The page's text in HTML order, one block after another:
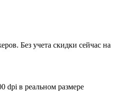
Без учета скидки сейчас на
в реальном размере